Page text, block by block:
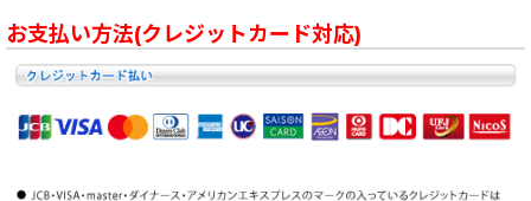
お支払い方法(クレジットカード対応)